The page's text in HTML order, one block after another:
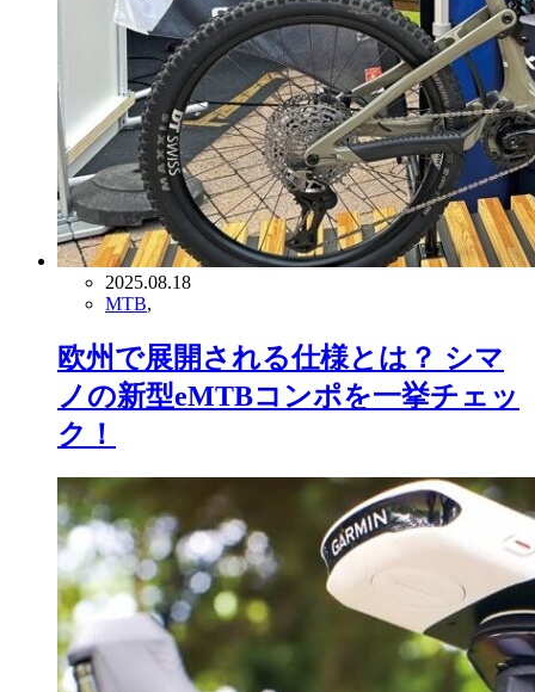
2025.08.18
MTB,
欧州で展開される仕様とは？ シマ
ノの新型eMTBコンポを一挙チェッ
ク！